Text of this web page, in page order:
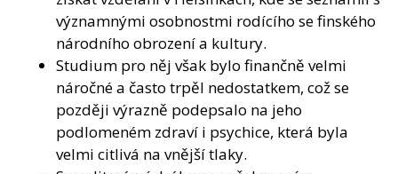
významnými osobnostmi rodícího se finského
národního obrození a kultury.
Studium pro něj však bylo finančně velmi
náročné a často trpěl nedostatkem, což se
později výrazně podepsalo na jeho
podlomeném zdraví i psychice, která byla
velmi citlivá na vnější tlaky.